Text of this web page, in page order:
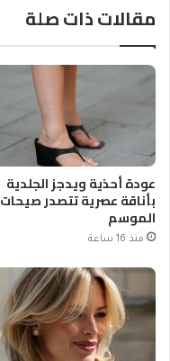
مقالات ذات صلة
عودة أحذية ويدجز الجلدية
بأناقة عصرية تتصدر صيحات
الموسم
منذ 16 ساعة